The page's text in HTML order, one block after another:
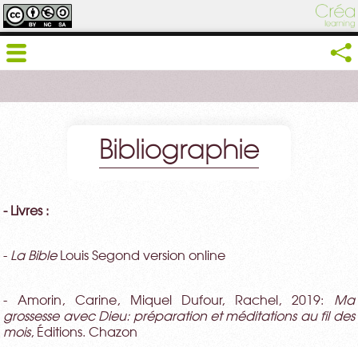
Bibliographie
- Livres :
- La BibleLouis Segond version online
- Amorin, Carine, Miquel Dufour, Rachel, 2019: Ma
grossesse avec Dieu: préparation et méditations au fil des
mois, Éditions. Chazon